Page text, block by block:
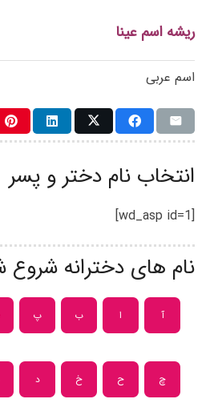
ریشه اسم عینا
اسم عربی
انتخاب نام دختر و پسر
[wd_asp id=1]
نام های دخترانه شروع
آ ا ب پ
چ ح خ د